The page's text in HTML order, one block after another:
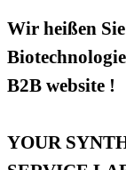
Wir heißen
B2B website !
YOUR